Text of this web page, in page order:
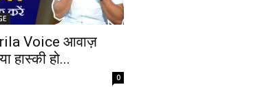
Voice आवाज़
हास्की हो...
0